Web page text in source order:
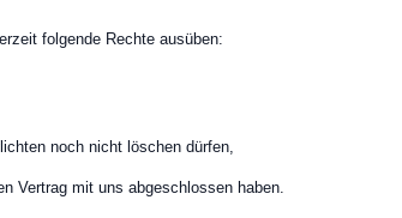
folgende Rechte ausüben:
noch nicht löschen dürfen,
Vertrag mit uns abgeschlossen haben.